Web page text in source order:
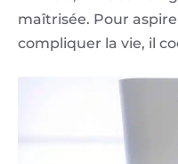
maîtrisée. Pour
compliquer la vie, il